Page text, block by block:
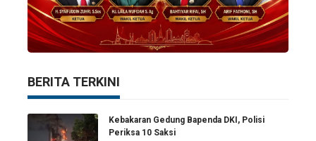
BERITA TERKINI
Kebakaran Gedung Bapenda DKI, Polisi
Periksa 10 Saksi